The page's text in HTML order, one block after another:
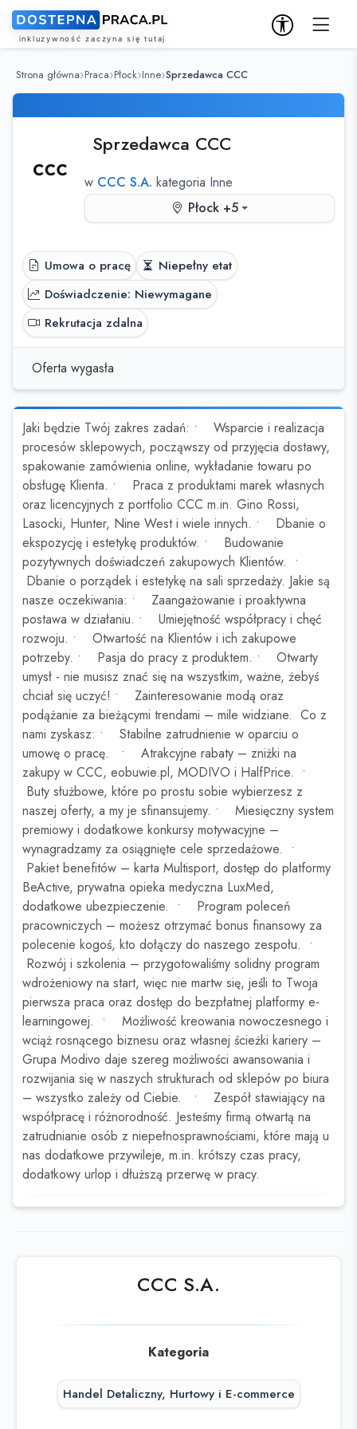
Strona główna Praca Płock Inne Sprzedawca CCC
Sprzedawca CCC
w CCC S.A. kategoria Inne
Płock +5
Umowa o pracę
Niepełny etat
Doświadczenie: Niewymagane
Rekrutacja zdalna
Oferta wygasła
Jaki będzie Twój zakres zadań: • Wsparcie i realizacja
procesów sklepowych, począwszy od przyjęcia dostawy,
spakowanie zamówienia online, wykładanie towaru po
obsługę Klienta. • Praca z produktami marek własnych
oraz licencyjnych z portfolio CCC m.in. Gino Rossi,
Lasocki, Hunter, Nine West i wiele innych. • Dbanie o
ekspozycję i estetykę produktów. • Budowanie
pozytywnych doświadczeń zakupowych Klientów. •
Dbanie o porządek i estetykę na sali sprzedaży. Jakie są
nasze oczekiwania: • Zaangażowanie i proaktywna
postawa w działaniu. • Umiejętność współpracy i chęć
rozwoju. • Otwartość na Klientów i ich zakupowe
potrzeby. • Pasja do pracy z produktem. • Otwarty
umysł - nie musisz znać się na wszystkim, ważne, żebyś
chciał się uczyć! • Zainteresowanie modą oraz
podążanie za bieżącymi trendami – mile widziane. Co z
nami zyskasz: • Stabilne zatrudnienie w oparciu o
umowę o pracę. • Atrakcyjne rabaty – zniżki na
zakupy w CCC, eobuwie.pl, MODIVO i HalfPrice. •
Buty służbowe, które po prostu sobie wybierzesz z
naszej oferty, a my je sfinansujemy. • Miesięczny system
premiowy i dodatkowe konkursy motywacyjne –
wynagradzamy za osiągnięte cele sprzedażowe. •
Pakiet benefitów – karta Multisport, dostęp do platformy
BeActive, prywatna opieka medyczna LuxMed,
dodatkowe ubezpieczenie. • Program poleceń
pracowniczych – możesz otrzymać bonus finansowy za
polecenie kogoś, kto dołączy do naszego zespołu. •
Rozwój i szkolenia – przygotowaliśmy solidny program
wdrożeniowy na start, więc nie martw się, jeśli to Twoja
pierwsza praca oraz dostęp do bezpłatnej platformy e-
learningowej. • Możliwość kreowania nowoczesnego i
wciąż rosnącego biznesu oraz własnej ścieżki kariery –
Grupa Modivo daje szereg możliwości awansowania i
rozwijania się w naszych strukturach od sklepów po biura
– wszystko zależy od Ciebie. • Zespół stawiający na
współpracę i różnorodność. Jesteśmy firmą otwartą na
zatrudnianie osób z niepełnosprawnościami, które mają u
nas dodatkowe przywileje, m.in. krótszy czas pracy,
dodatkowy urlop i dłuższą przerwę w pracy.
CCC S.A.
Kategoria
Handel Detaliczny, Hurtowy i E-commerce